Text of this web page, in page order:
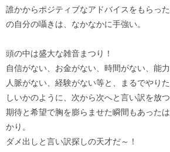
誰かからポジティブなアドバイスをもらっ
の自分の囁きは、なかなかに手強い。
頭の中は盛大な雑音まつり！
自信がない、お金がない、時間がない、能
人脈がない、経験がない等と、まるでやり
しいかのように、次から次へと言い訳を放つ
期待と希望で胸を膨らませた瞬間もあった
かり。
ダメ出しと言い訳探しの天才だ～！